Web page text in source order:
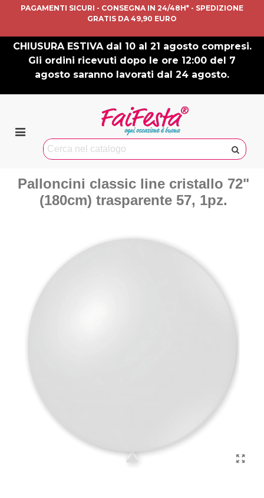
PAGAMENTI SICURI - CONSEGNA IN 24/48H* - SPEDIZIONE
GRATIS DA 49,90 EURO
CHIUSURA ESTIVA dal 10 al 21 agosto compresi.
Gli ordini ricevuti dopo le ore 12:00 del 7
agosto saranno lavorati dal 24 agosto.
Palloncini classic line cristallo 72"
(180cm) trasparente 57, 1pz.